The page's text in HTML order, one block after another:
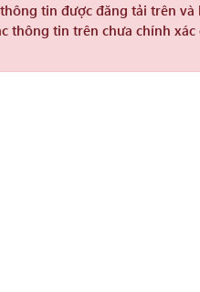
tin được đăng tải trên
thông tin trên chưa chính xác